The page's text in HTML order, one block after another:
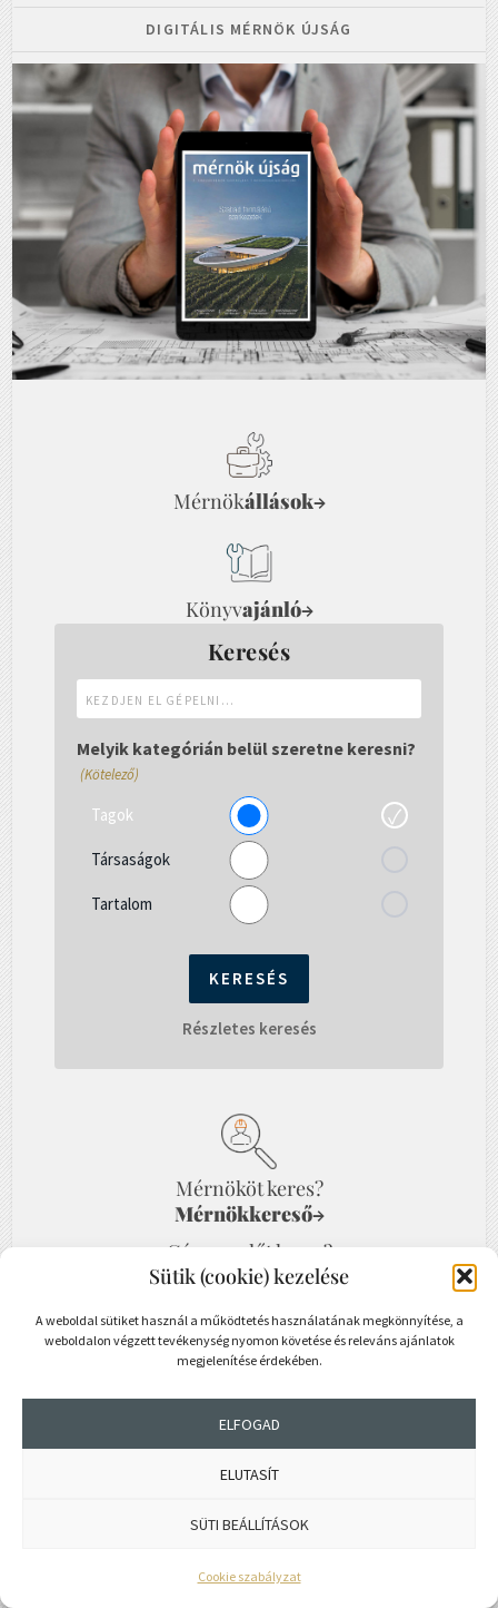
Sütik (cookie) kezelése
A weboldal sütiket használ a működtetés használatának megkönnyítése, a
weboldalon végzett tevékenység nyomon követése és releváns ajánlatok
megjelenítése érdekében.
ELFOGAD
ELUTASÍT
SÜTI BEÁLLÍTÁSOK
Cookie szabályzat
DIGITÁLIS MÉRNÖK ÚJSÁG
Mérnökállások→
Könyvajánló→
Keresés
el
gépelni...
Melyik kategórián belül szeretne keresni?
(Kötelező)
Tagok
Társaságok
Tartalom
Részletes keresés
Mérnököt keres?
Mérnökkereső→
Gázszerelőt keres?
Gázszerelő kereső→
dolgozatok→